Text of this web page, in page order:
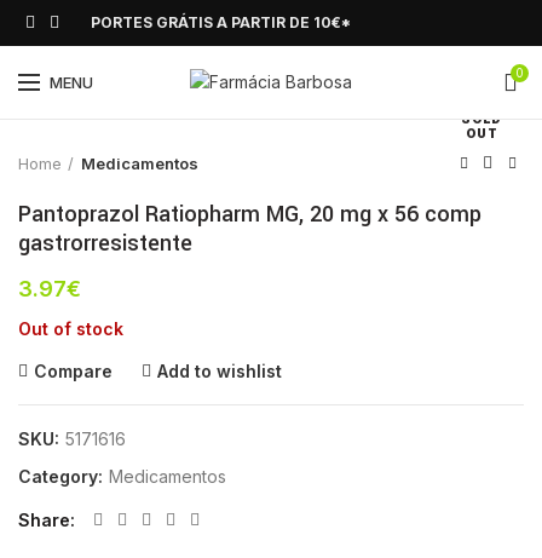
PORTES GRÁTIS A PARTIR DE 10€*
MENU 0
SOLD
OUT
Click to enlarge
Home Medicamentos
Pantoprazol Ratiopharm MG, 20 mg x 56 comp
gastrorresistente
3.97€
Out of stock
Compare Add to wishlist
SKU: 5171616
Category: Medicamentos
Share